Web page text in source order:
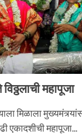
महापूजा
मिळाला
एकादशीची महापूजा...